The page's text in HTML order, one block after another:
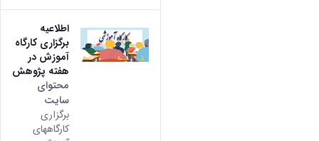
اطلاعیه
برگزاری کارگاه
آموزش در
هفته پژوهش
محتوای
سایت
برگزاری
کارگاههای